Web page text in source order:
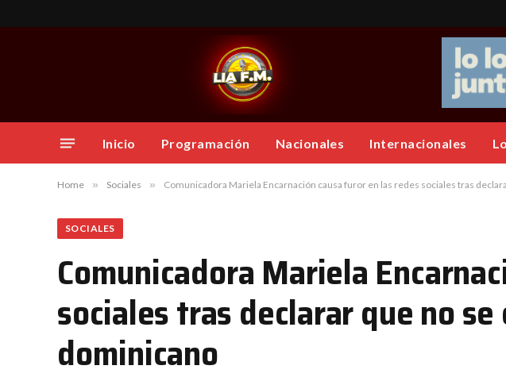
Inicio Programación Nacionales Internacionales
Home » Sociales » Comunicadora Mariela Encarnación causa furor en las redes sociales tras
SOCIALES
Comunicadora Mariela
sociales tras declarar que no
dominicano